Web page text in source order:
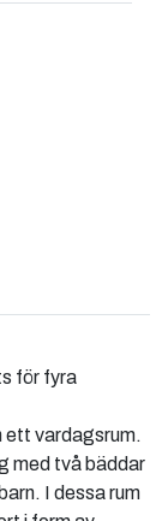
för fyra
ett vardagsrum.
med två bäddar
I dessa rum